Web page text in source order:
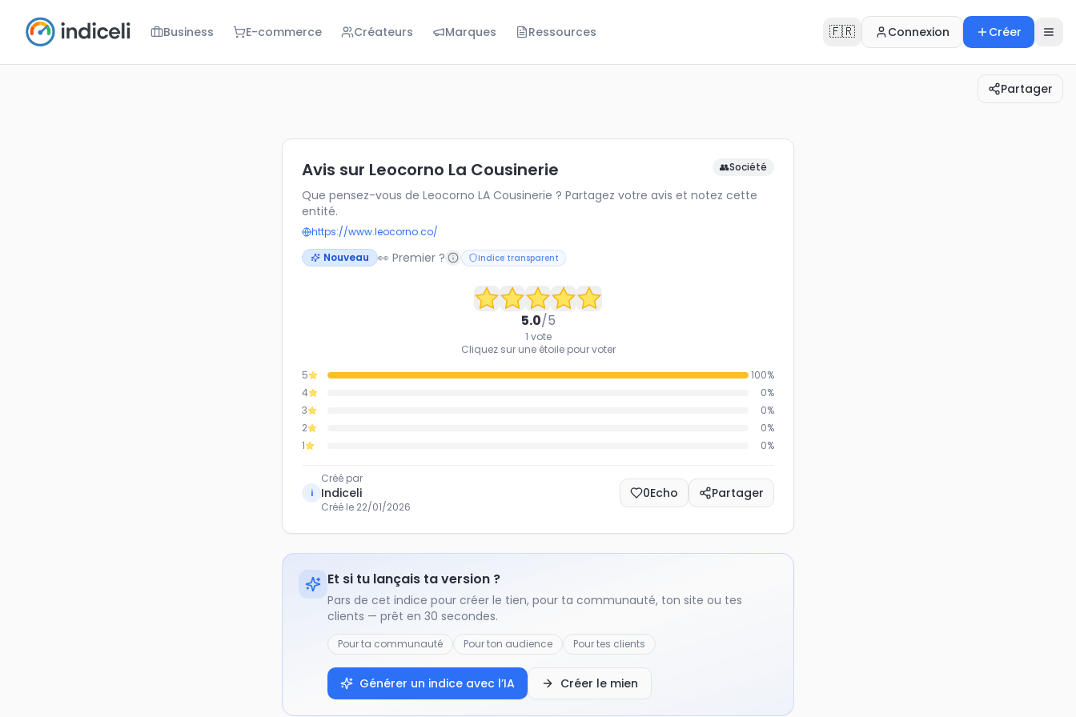
Business E-commerce Créateurs Marques Ressources 🇫🇷 Connexion Créer
Partager
Avis sur Leocorno La Cousinerie
Que pensez-vous de Leocorno LA Cousinerie ? Partagez votre avis et notez cette entité.
Avis sur Leocorno La Cousinerie 👥Société
Que pensez-vous de Leocorno LA Cousinerie ? Partagez votre avis et notez cette
entité.
https://www.leocorno.co/
Nouveau
👀 Premier ? Indice transparent
5.0/5
1 vote
Cliquez sur une étoile pour voter
5
100%
4
0%
3
0%
2
0%
1
0%
i
Créé par
Indiceli
Créé le 22/01/2026
0Echo Partager
Et si tu lançais ta version ?
Pars de cet indice pour créer le tien, pour ta communauté, ton site ou tes
clients — prêt en 30 secondes.
Pour ta communauté Pour ton audience Pour tes clients
Générer un indice avec l’IA Créer le mien